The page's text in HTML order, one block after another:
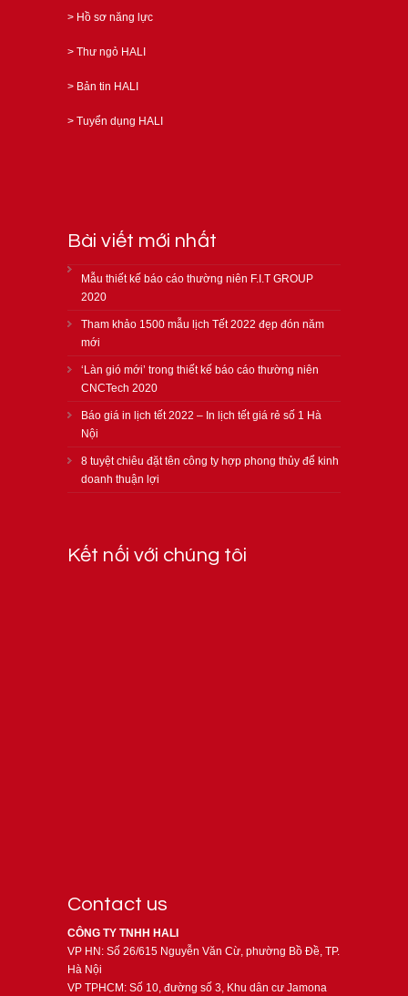
> Hồ sơ năng lực
> Thư ngỏ HALI
> Bản tin HALI
> Tuyển dụng HALI
Bài viết mới nhất
Mẫu thiết kế báo cáo thường niên F.I.T GROUP
2020
Tham khảo 1500 mẫu lịch Tết 2022 đẹp đón năm
mới
‘Làn gió mới’ trong thiết kế báo cáo thường niên
CNCTech 2020
Báo giá in lịch tết 2022 – In lịch tết giá rẻ số 1 Hà
Nội
8 tuyệt chiêu đặt tên công ty hợp phong thủy để kinh
doanh thuận lợi
Kết nối với chúng tôi
Contact us
CÔNG TY TNHH HALI
VP HN: Số 26/615 Nguyễn Văn Cừ, phường Bồ Đề, TP.
Hà Nội
VP TPHCM: Số 10, đường số 3, Khu dân cư Jamona